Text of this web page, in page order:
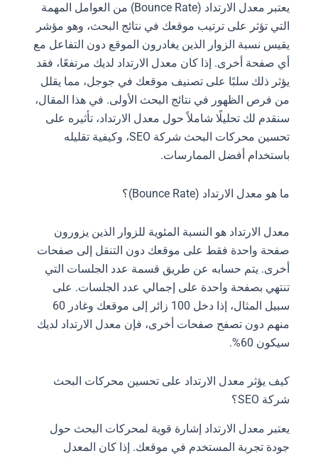
يعتبر معدل الارتداد (Bounce Rate) من العوامل المهمة
التي تؤثر على ترتيب موقعك في نتائج البحث، وهو مؤشر
يقيس نسبة الزوار الذين يغادرون الموقع دون التفاعل مع
أي صفحة أخرى. إذا كان معدل الارتداد لديك مرتفعًا، فقد
يؤثر ذلك سلبًا على تصنيف موقعك في جوجل، مما يقلل
من فرص الظهور في نتائج البحث الأولى. في هذا المقال،
سنقدم لك تحليلًا شاملاً حول معدل الارتداد، تأثيره على
تحسين محركات البحث شركة SEO، وكيفية تقليله
باستخدام أفضل الممارسات.
ما هو معدل الارتداد (Bounce Rate)؟
معدل الارتداد هو النسبة المئوية للزوار الذين يزورون
صفحة واحدة فقط على موقعك دون التنقل إلى صفحات
أخرى. يتم حسابه عن طريق قسمة عدد الجلسات التي
تنتهي بصفحة واحدة على إجمالي عدد الجلسات. على
سبيل المثال، إذا دخل 100 زائر إلى موقعك وغادر 60
منهم دون تصفح صفحات أخرى، فإن معدل الارتداد لديك
سيكون 60%.
كيف يؤثر معدل الارتداد على تحسين محركات البحث
شركة SEO؟
يعتبر معدل الارتداد إشارة قوية لمحركات البحث حول
جودة تجربة المستخدم في موقعك. إذا كان المعدل